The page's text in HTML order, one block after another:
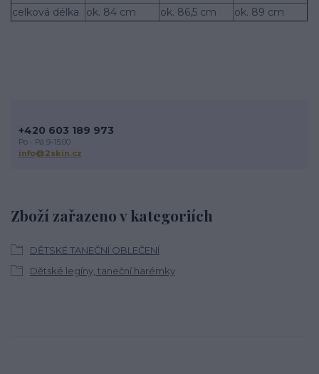
celková délka
ok. 84 cm ok. 86,5 cm ok. 89 cm
Zboží zařazeno v kategoriích
DĚTSKÉ TANEČNÍ OBLEČENÍ
Dětské legíny, taneční harémky
+420 603 189 973
Po - Pá 9-15:00
info@2skin.cz